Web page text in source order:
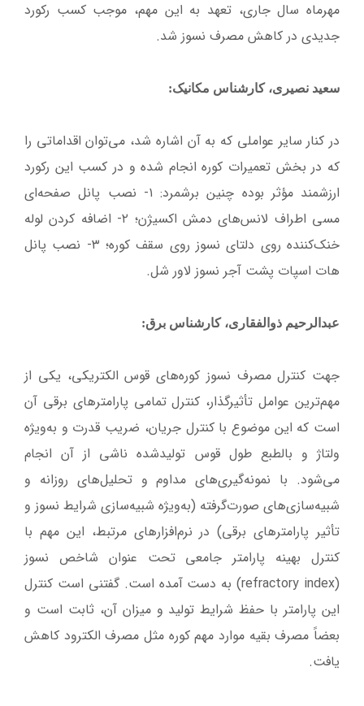
مهرماه سال جاری، تعهد به این مهم، موجب کسب رکورد
جدیدی در کاهش مصرف نسوز شد.
سعید نصیری، کارشناس مکانیک:
در کنار سایر عواملی که به آن اشاره شد، می‌توان اقداماتی را
که در بخش تعمیرات کوره انجام شده و در کسب این رکورد
ارزشمند مؤثر بوده چنین برشمرد: ۱- نصب پانل صفحه‌ای
مسی اطراف لانس‌های دمش اکسیژن؛ ۲- اضافه کردن لوله
خنک‌کننده روی دلتای نسوز روی سقف کوره؛ ۳- نصب پانل
هات اسپات پشت آجر نسوز لاور شل.
عبدالرحیم ذوالفقاری، کارشناس برق:
جهت کنترل مصرف نسوز کوره‌های قوس الکتریکی، یکی از
مهم‌ترین عوامل تأثیرگذار، کنترل تمامی پارامترهای برقی آن
است که این موضوع با کنترل جریان، ضریب قدرت و به‌ویژه
ولتاژ و بالطبع طول قوس تولیدشده ناشی از آن انجام
می‌شود. با نمونه‌گیری‌های مداوم و تحلیل‌های روزانه و
شبیه‌سازی‌های صورت‌گرفته (به‌ویژه شبیه‌سازی شرایط نسوز و
تأثیر پارامترهای برقی) در نرم‌افزارهای مرتبط، این مهم با
کنترل بهینه پارامتر جامعی تحت عنوان شاخص نسوز
(refractory index) به دست آمده است. گفتنی است کنترل
این پارامتر با حفظ شرایط تولید و میزان آن، ثابت است و
بعضاً مصرف بقیه موارد مهم کوره مثل مصرف الکترود کاهش
یافت.